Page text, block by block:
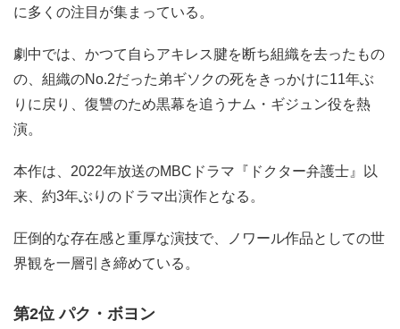
に多くの注目が集まっている。
劇中では、かつて自らアキレス腱を断ち組織を去ったもの
の、組織のNo.2だった弟ギソクの死をきっかけに11年ぶ
りに戻り、復讐のため黒幕を追うナム・ギジュン役を熱
演。
本作は、2022年放送のMBCドラマ『ドクター弁護士』以
来、約3年ぶりのドラマ出演作となる。
圧倒的な存在感と重厚な演技で、ノワール作品としての世
界観を一層引き締めている。
第2位 パク・ボヨン